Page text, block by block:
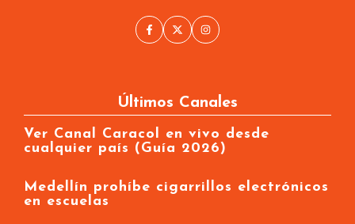
Últimos Canales
Ver Canal Caracol en vivo desde
cualquier país (Guía 2026)
Medellín prohíbe cigarrillos electrónicos
en escuelas